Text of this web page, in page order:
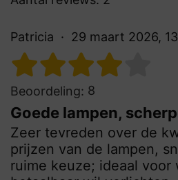
Patricia 29 maart 2026,
Beoordeling: 8
Goede lampen,
Zeer tevreden over de
prijzen van de lampen,
ruime keuze; ideaal voor